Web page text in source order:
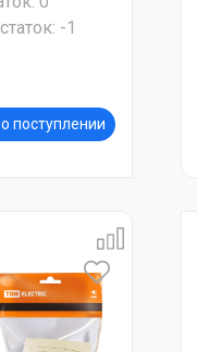
-1
поступлении